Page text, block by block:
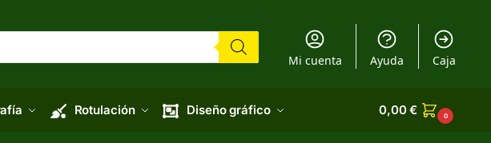
Mi cuenta Ayuda Caja
Rotulación Diseño gráfico 0,00€ 0